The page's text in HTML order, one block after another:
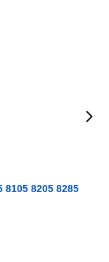
8105 8205 8285